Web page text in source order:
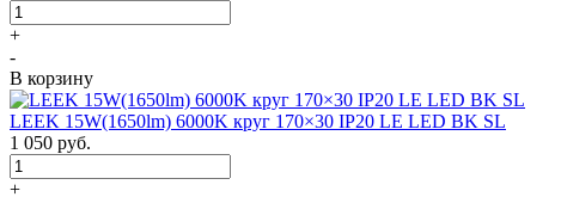
+
-
В корзину
LEEK 15W(1650lm) 6000K круг 170×30 IP20 LE LED BK SL
1 050 руб.
+